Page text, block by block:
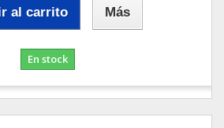
al carrito Más
En stock